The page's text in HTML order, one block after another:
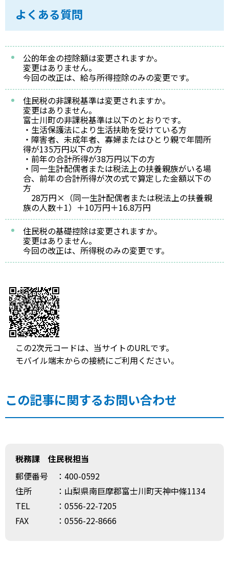
よくある質問
公的年金の控除額は変更されますか。
変更はありません。
今回の改正は、給与所得控除のみの変更です。
住民税の非課税基準は変更されますか。
変更はありません。
富士川町の非課税基準は以下のとおりです。
・生活保護法により生活扶助を受けている方
・障害者、未成年者、寡婦またはひとり親で年間所
得が135万円以下の方
・前年の合計所得が38万円以下の方
・同一生計配偶者または税法上の扶養親族がいる場
合、前年の合計所得が次の式で算定した金額以下の
方
28万円×（同一生計配偶者または税法上の扶養親
族の人数＋1）＋10万円＋16.8万円
住民税の基礎控除は変更されますか。
変更はありません。
今回の改正は、所得税のみの変更です。
この2次元コードは、当サイトのURLです。
モバイル端末からの接続にご利用ください。
この記事に関するお問い合わせ
税務課 住民税担当
郵便番号
：400-0592
住所
：山梨県南巨摩郡富士川町天神中條1134
TEL
：0556-22-7205
FAX
：0556-22-8666